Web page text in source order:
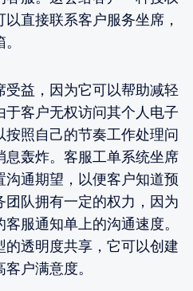
直接联系客户服务坐席，
益，因为它可以帮助减轻
客户无权访问其个人电子
照自己的节奏工作处理问
息轰炸。客服工单系统坐席
通期望，以便客户知道预
队拥有一定的权力，因为
服通知单上的沟通速度。
透明度共享，它可以创建
户满意度。